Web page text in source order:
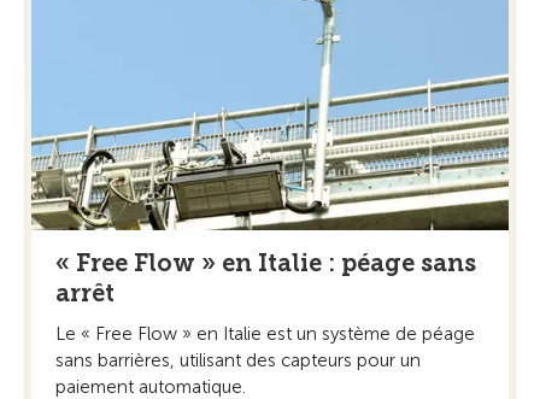
« Free Flow » en Italie : péage sans
arrêt
Le « Free Flow » en Italie est un système de péage
sans barrières, utilisant des capteurs pour un
paiement automatique.